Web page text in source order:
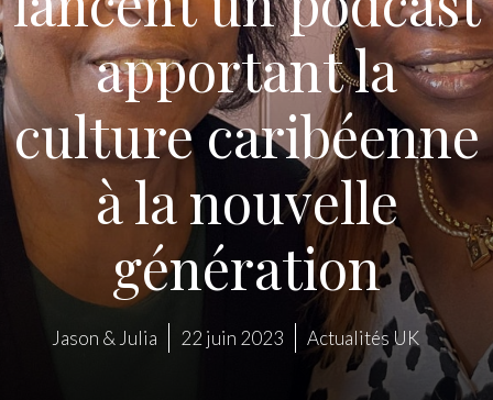
apportant la
culture caribéenne
à la nouvelle
génération
Jason & Julia 22 juin 2023 Actualités UK